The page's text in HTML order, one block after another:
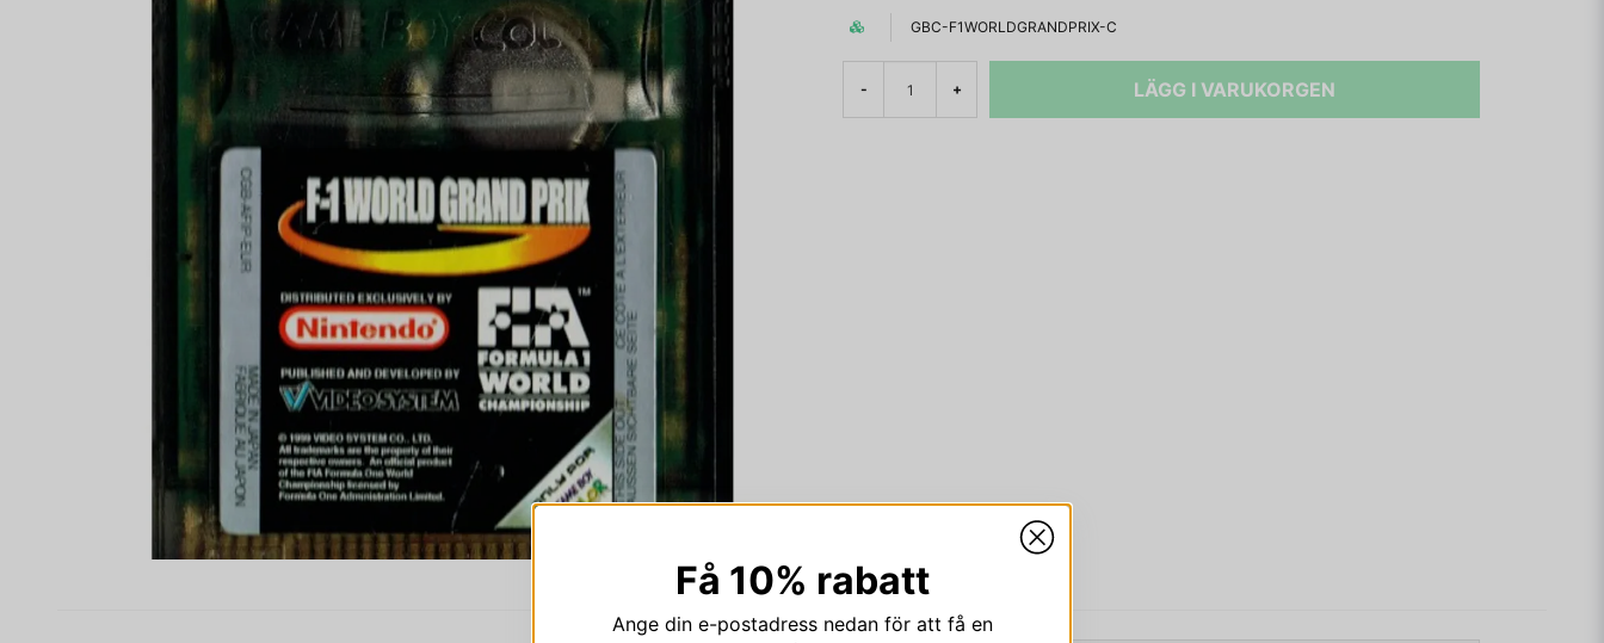
GBC-F1WORLDGRANDPRIX-C
- + LÄGG I VARUKORGEN
Få 10% rabatt
Ange din e-postadress nedan för att få en